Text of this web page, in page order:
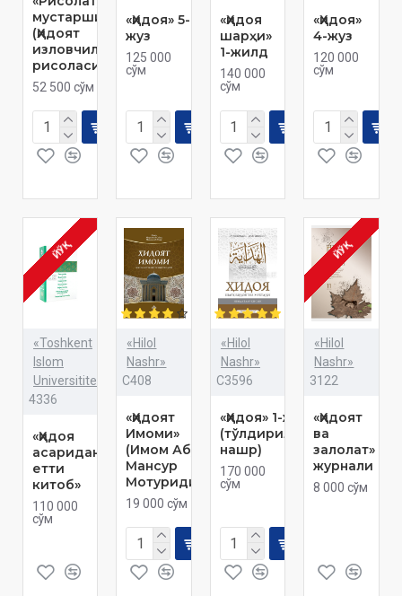
мустаршидийн»
(Ҳидоят
изловчилар
рисоласи)
52 500 сўм
«Ҳидоя» 5-
жуз
125 000
сўм
«Ҳидоя
шарҳи»
1-жилд
140 000
сўм
«Ҳидоя»
4-жуз
120 000
сўм
ЙЎҚ
«Toshkent
Islom
Universititeti»
4336
«Ҳидоя
асаридан
етти
китоб»
110 000
сўм
«Hilol
Nashr»
C408
«Ҳидоят
Имоми»
(Имом Абу
Мансур
Мотуридий)
19 000 сўм
«Hilol
Nashr»
C3596
«Ҳидоя» 1-жуз
(тўлдирилган
нашр)
170 000
сўм
ЙЎҚ
«Hilol
Nashr»
3122
«Ҳидоят
ва
залолат»
журнали
8 000 сўм